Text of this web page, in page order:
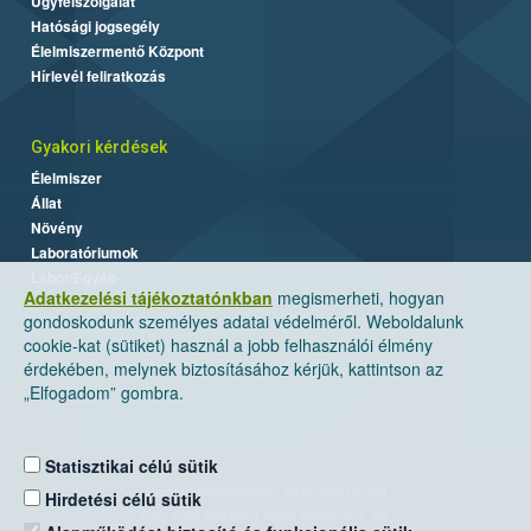
Adatkezelési tájékoztatónkban megismerheti, hogyan
gondoskodunk személyes adatai védelméről. Weboldalunk
cookie-kat (sütiket) használ a jobb felhasználói élmény
érdekében, melynek biztosításához kérjük, kattintson az
„Elfogadom” gombra.
Statisztikai célú sütik
Hirdetési célú sütik
Hatósági jogsegély
Élelmiszermentő Központ
Hírlevél feliratkozás
Gyakori kérdések
Élelmiszer
Állat
Növény
Laboratóriumok
Nemzeti Élelmiszerlánc-biztonsági Hivatal